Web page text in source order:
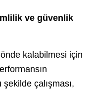
ve güvenlik
kalabilmesi için
çalışması,